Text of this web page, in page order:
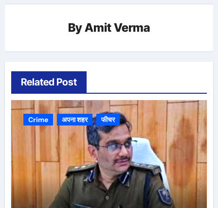
ByAmit Verma
Related Post
Crime अपना शहर फीचर